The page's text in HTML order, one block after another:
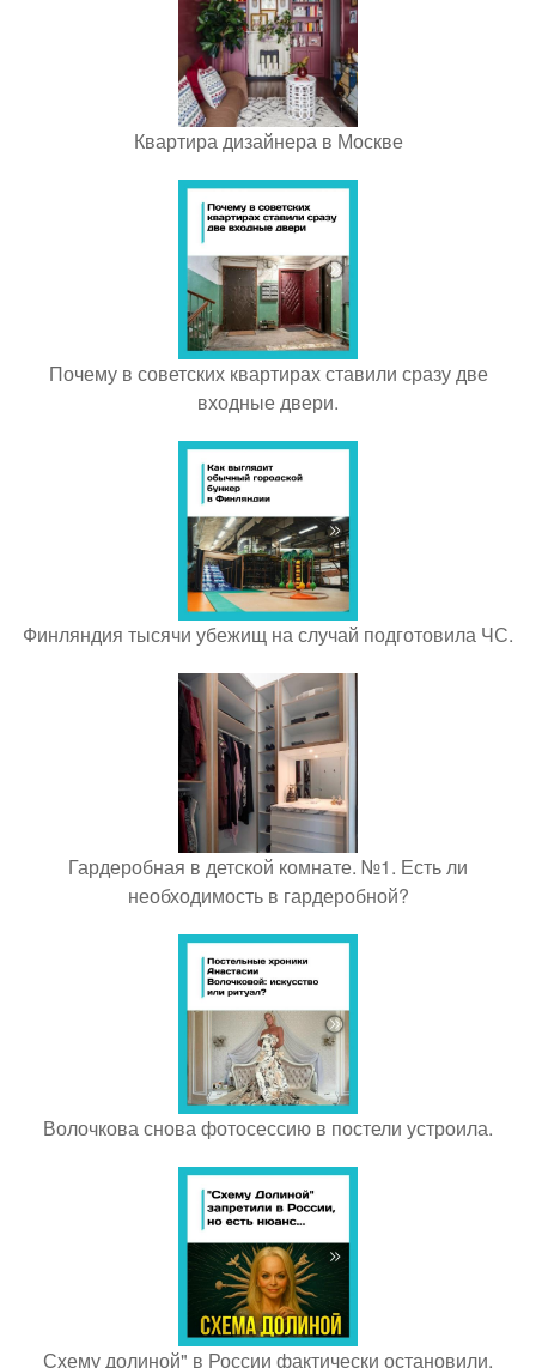
Квартира дизайнера в Москве
Почему в советских квартирах ставили сразу две
входные двери.
Финляндия тысячи убежищ на случай подготовила ЧС.
Гардеробная в детской комнате. №1. Есть ли
необходимость в гардеробной?
Волочкова снова фотосессию в постели устроила.
Схему долиной" в России фактически остановили.